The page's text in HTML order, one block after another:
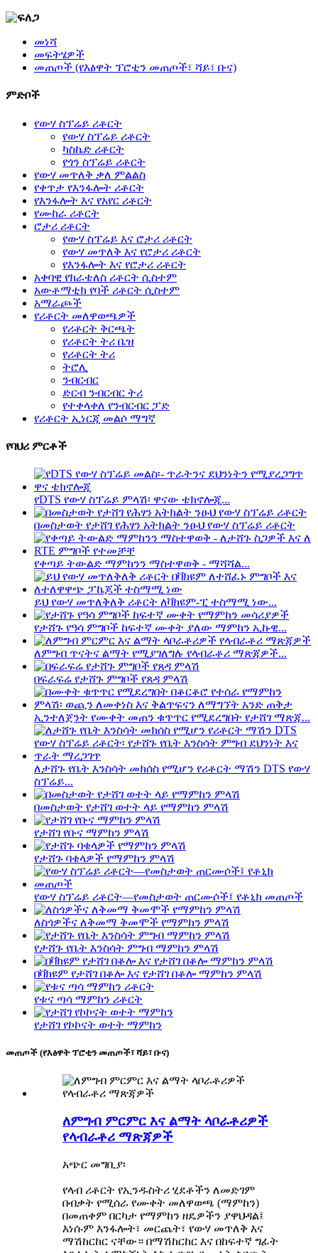
መነሻ
መፍትሄዎች
መጠጦች (የእፅዋት ፕሮቲን መጠጦች፣ ሻይ፣ ቡና)
ምድቦች
የውሃ ስፕሬይ ሪቶርት
የውሃ ስፕሬይ ሪቶርት
ካስኬድ ሪቶርት
የጎን ስፕሬይ ሪቶርት
የውሃ መጥለቅ ቃለ ምልልስ
የቀጥታ የእንፋሎት ሪቶርት
የእንፋሎት እና የአየር ሪቶርት
የሙከራ ሪቶርት
ሮታሪ ሪቶርት
የውሃ ስፕሬይ እና ሮታሪ ሪቶርት
የውሃ መጥለቅ እና የሮታሪ ሪቶርት
የእንፋሎት እና የሮታሪ ሪቶርት
አቀባዊ የክራቴለስ ሪቶርት ሲስተም
አውቶማቲክ የባች ሪቶርት ሲስተም
አማራጮች
የሪቶርት መለዋወጫዎች
የሪቶርት ቅርጫት
የሪቶርት ትሪ ቤዝ
የሪቶርት ትሪ
ትሮሊ
ንብርብር
ድርብ ንብርብር ትሪ
የተቀላቀለ የንብርብር ፓድ
የሪቶርት ኢነርጂ መልሶ ማግኛ
የባህሪ ምርቶች
የDTS የውሃ ስፕሬይ ምላሽ፡ ዋናው ቴክኖሎጂ...
በመስታወት የታሸገ የሕፃን አትክልት ንፁህ የውሃ ስፕሬይ ሪቶርት
የቀጣይ ትውልድ ማምከንን ማስተዋወቅ - ማሻሻል...
ይህ የውሃ መጥለቅለቅ ሪቶርት ለቫክዩም-ፒ ተስማሚ ነው...
የታሸጉ የዓሳ ምግቦች ከፍተኛ ሙቀት ያለው ማምከን ኢኩዊ...
ለምግብ ጥናትና ልማት የሚያገለግሉ የላብራቶሪ ማጽጃዎች...
በፍራፍሬ የታሸጉ ምግቦች የጸዳ ምላሽ
ኢንተለጀንት የሙቀት መጠን ቁጥጥር የሚደረግበት የታሸገ ማጽጃ...
ለታሸጉ የቤት እንስሳት መክሰስ የሚሆን የሪቶርት ማሽን DTS የውሃ
ስፕሬይ...
በመስታወት የታሸገ ወተት ላይ የማምከን ምላሽ
የታሸገ የቡና ማምከን ምላሽ
የታሸጉ ባቄላዎች የማምከን ምላሽ
የውሃ ስፕሬይ ሪቶርት—የመስታወት ጠርሙሶች፤ የቶኒክ መጠጦች
ለስጎዎችና ለቅመማ ቅመሞች የማምከን ምላሽ
የታሸጉ የቤት እንስሳት ምግብ ማምከን ምላሽ
በቫክዩም የታሸገ በቆሎ እና የታሸገ በቆሎ ማምከን ምላሽ
የቱና ጣሳ ማምከን ሪቶርት
የታሸገ የኮኮናት ወተት ማምከን
መጠጦች (የእፅዋት ፕሮቲን መጠጦች፣ ሻይ፣ ቡና)
ለምግብ ምርምር እና ልማት ላቦራቶሪዎች
የላብራቶሪ ማጽጃዎች
አጭር መግቢያ፡
የላብ ሪቶርት የኢንዱስትሪ ሂደቶችን ለመድገም
በብቃት የሚሰራ የሙቀት መለዋወጫ (ማምከን)
በመጠቀም በርካታ የማምከን ዘዴዎችን ያዋህዳል፤
እነሱም እንፋሎት፣ መርጨት፣ የውሃ መጥለቅ እና
ማሽከርከር ናቸው። በማሽከርከር እና በከፍተኛ ግፊት